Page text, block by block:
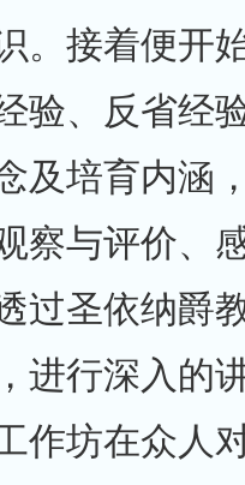
。接着便开
验、反省经
及培育内涵
察与评价、
过圣依纳爵
进行深入的
作坊在众人